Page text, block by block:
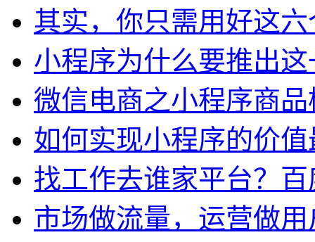
其实，你只需用好这
小程序为什么要推出
微信电商之小程序商
如何实现小程序的价
找工作去谁家平台？
市场做流量，运营做